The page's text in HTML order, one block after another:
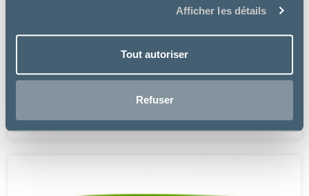
Afficher les détails
Tout autoriser
Refuser
89.51 €